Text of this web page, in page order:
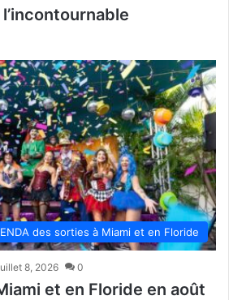
des sorties à Miami et en Floride
8, 2026 0
et en Floride en août